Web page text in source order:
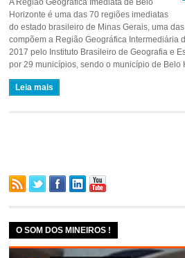
A Região Geográfica Imediata de Belo
Horizonte é uma das 70 regiões imediatas
do estado brasileiro de Minas Gerais, uma
compõem a Região Geográfica Intermediária
2017 pelo Instituto Brasileiro de Geografia e
por 29 municípios, sendo o município de
Leia mais
O SOM DOS MINEIROS !